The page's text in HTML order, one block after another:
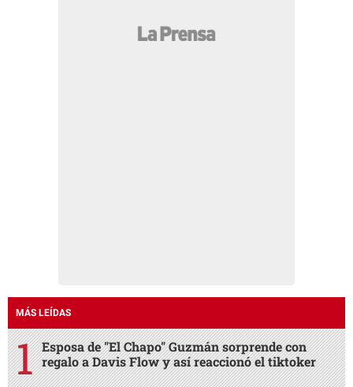
MÁS LEÍDAS
Esposa de "El Chapo" Guzmán sorprende con
regalo a Davis Flow y así reaccionó el tiktoker